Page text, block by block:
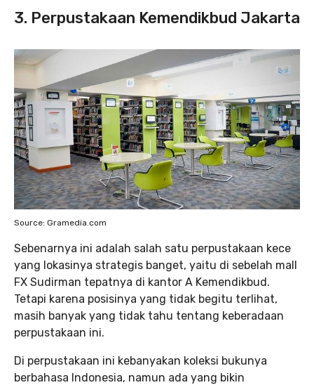
3. Perpustakaan Kemendikbud Jakarta
Source: Gramedia.com
Sebenarnya ini adalah salah satu perpustakaan kece
yang lokasinya strategis banget, yaitu di sebelah mall
FX Sudirman tepatnya di kantor A Kemendikbud.
Tetapi karena posisinya yang tidak begitu terlihat,
masih banyak yang tidak tahu tentang keberadaan
perpustakaan ini.
Di perpustakaan ini kebanyakan koleksi bukunya
berbahasa Indonesia, namun ada yang bikin